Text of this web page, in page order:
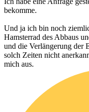
bekomme.
Und ja ich bin noch
Hamsterrad des Abbaus
und die Verlängerung der
solch Zeiten nicht
mich aus.